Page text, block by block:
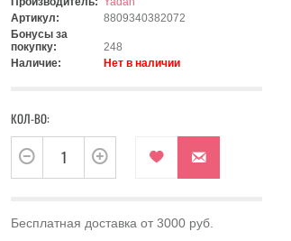
Артикул:
8809340382072
Бонусы за
покупку:
248
Наличие:
Нет в наличии
КОЛ-ВО:
Бесплатная доставка от 3000 руб.